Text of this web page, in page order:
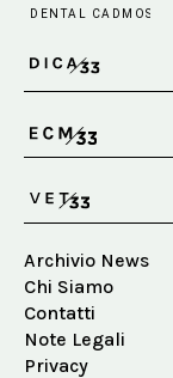
Archivio News
Chi Siamo
Contatti
Note Legali
Privacy